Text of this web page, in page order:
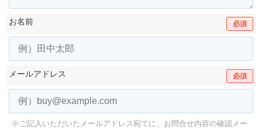
お名前 必須
メールアドレス 必須
※ご記入いただいたメールアドレス宛てに、お問合せ内容の確認メー